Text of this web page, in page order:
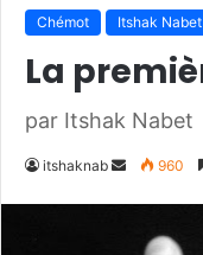
Chémot Itshak Nabet
La
par Itshak Nabet
itshaknab
Envoyer
960